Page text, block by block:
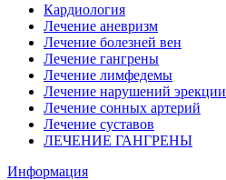
Кардиология
Лечение аневризм
Лечение болезней вен
Лечение гангрены
Лечение лимфедемы
Лечение нарушений эрекции
Лечение сонных артерий
Лечение суставов
ЛЕЧЕНИЕ ГАНГРЕНЫ
Информация